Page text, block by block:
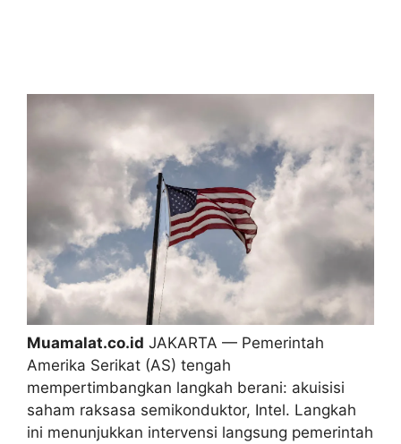
Muamalat.co.id JAKARTA — Pemerintah
Amerika Serikat (AS) tengah
mempertimbangkan langkah berani: akuisisi
saham raksasa semikonduktor, Intel. Langkah
ini menunjukkan intervensi langsung pemerintah